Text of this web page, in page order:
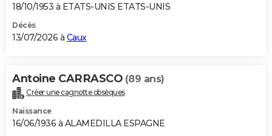
S'inscrire
Se connecter
Lycées
Collèges
Primaires
Universités
Entreprises
Service militaire
Avis de recherche
AVIS DE DÉCÈS
Bricolage
Lifestyle
Culture
Sport
Auto
Television
Voyage
Cinema
18/10/1953 à ETATS-UNIS ETATS-UNIS
Décès
13/07/2026 à Caux
Antoine CARRASCO (89 ans)
Créer une cagnotte obsèques
Naissance
16/06/1936 à ALAMEDILLA ESPAGNE